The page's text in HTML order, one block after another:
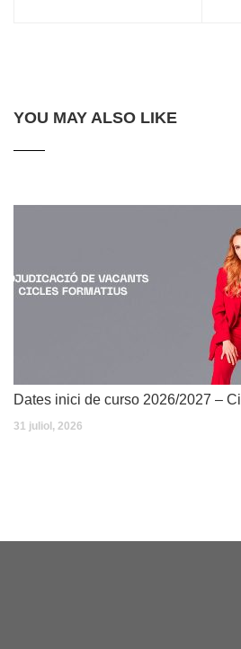
YOU MAY ALSO LIKE
Dates inici de curso 2026/2027 –
31 juliol, 2026